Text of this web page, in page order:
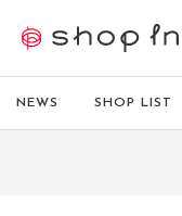
NEWS SHOP LIST